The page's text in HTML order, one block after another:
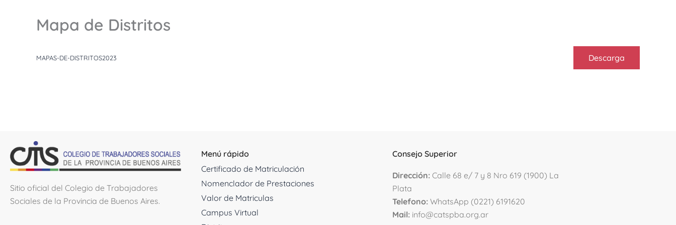
Mapa de Distritos
MAPAS-DE-DISTRITOS2023 Descarga
Sitio oficial del Colegio de Trabajadores
Sociales de la Provincia de Buenos Aires.
Menú rápido
Certificado de Matriculación
Nomenclador de Prestaciones
Valor de Matriculas
Campus Virtual
Consejo Superior
Dirección:Calle 68 e/ 7 y 8 Nro 619 (1900) La
Plata
Telefono: WhatsApp (0221) 6191620
Mail:info@catspba.org.ar